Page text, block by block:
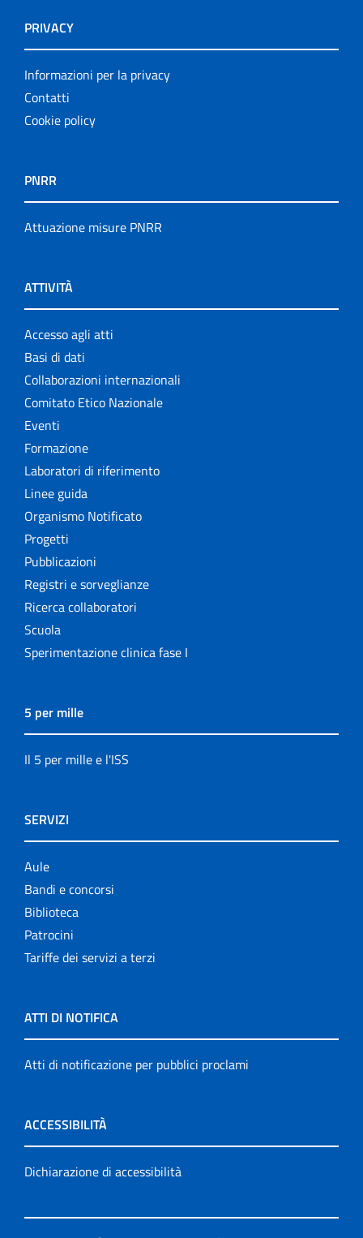
PRIVACY
Informazioni per la privacy
Contatti
Cookie policy
PNRR
Attuazione misure PNRR
ATTIVITÀ
Accesso agli atti
Basi di dati
Collaborazioni internazionali
Comitato Etico Nazionale
Eventi
Formazione
Laboratori di riferimento
Linee guida
Organismo Notificato
Progetti
Pubblicazioni
Registri e sorveglianze
Ricerca collaboratori
Scuola
Sperimentazione clinica fase I
5 per mille
Il 5 per mille e l'ISS
SERVIZI
Aule
Bandi e concorsi
Biblioteca
Patrocini
Tariffe dei servizi a terzi
ATTI DI NOTIFICA
Atti di notificazione per pubblici proclami
ACCESSIBILITÀ
Dichiarazione di accessibilità